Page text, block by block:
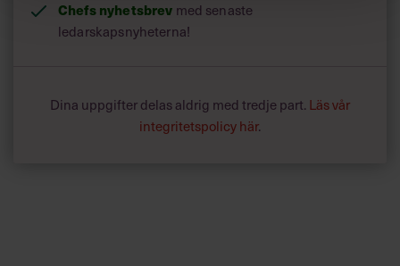
Chefs nyhetsbrev med senaste
ledarskapsnyheterna!
Dina uppgifter delas aldrig med tredje part. Läs vår
integritetspolicy här.